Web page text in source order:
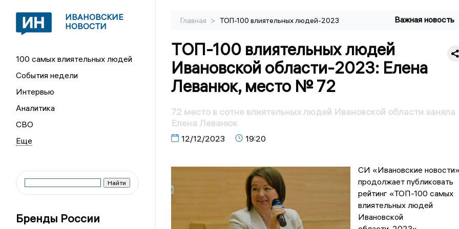
ИВАНОВСКИЕ
НОВОСТИ
100 самых влиятельных людей
События недели
Интервью
Аналитика
СВО
Бренды России
Главная > ТОП-100 влиятельных людей-2023 Важная новость
ТОП-100 влиятельных людей
Ивановской области-2023: Елена
Леванюк, место № 72
72 место в сотне влиятельных людей Ивановской области заняла
Елена Леванюк
12/12/2023 19:20
СИ «Ивановские
продолжает публиковать
рейтинг «ТОП-100 самых
влиятельных людей
Ивановской